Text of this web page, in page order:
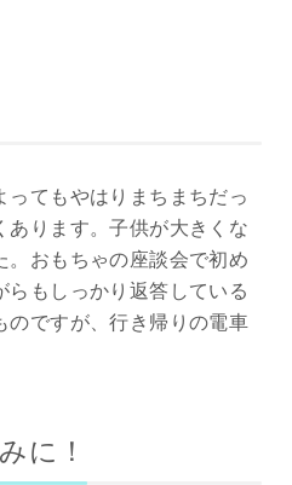
てもやはりまちまちだっ
あります。子供が大きくな
。おもちゃの座談会で初め
もしっかり返答している
のですが、行き帰りの電車
に！